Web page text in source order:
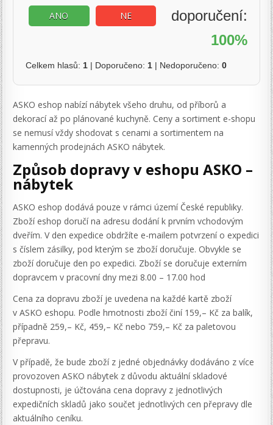
ANO NE
doporučení:
100%
Celkem hlasů: 1 | Doporučeno: 1 | Nedoporučeno:0
ASKO eshop nabízí nábytek všeho druhu, od příborů a
dekorací až po plánované kuchyně. Ceny a sortiment e-shopu
se nemusí vždy shodovat s cenami a sortimentem na
kamenných prodejnách ASKO nábytek.
Způsob dopravy v eshopu ASKO –
nábytek
ASKO eshop dodává pouze v rámci území České republiky.
Zboží eshop doručí na adresu dodání k prvním vchodovým
dveřím. V den expedice obdržíte e-mailem potvrzení o expedici
s číslem zásilky, pod kterým se zboží doručuje. Obvykle se
zboží doručuje den po expedici. Zboží se doručuje externím
dopravcem v pracovní dny mezi 8.00 – 17.00 hod
Cena za dopravu zboží je uvedena na každé kartě zboží
v ASKO eshopu. Podle hmotnosti zboží činí 159,– Kč za balík,
případně 259,– Kč, 459,– Kč nebo 759,– Kč za paletovou
přepravu.
V případě, že bude zboží z jedné objednávky dodáváno z více
provozoven ASKO nábytek z důvodu aktuální skladové
dostupnosti, je účtována cena dopravy z jednotlivých
expedičních skladů jako součet jednotlivých cen přepravy dle
aktuálního ceníku.